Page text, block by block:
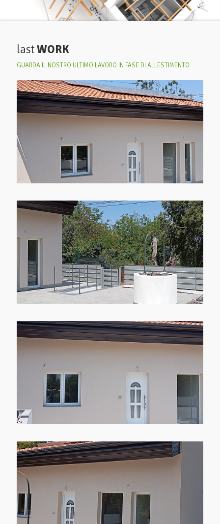
lastWORK
GUARDA IL NOSTRO ULTIMO LAVORO IN FASE DI ALLESTIMENTO